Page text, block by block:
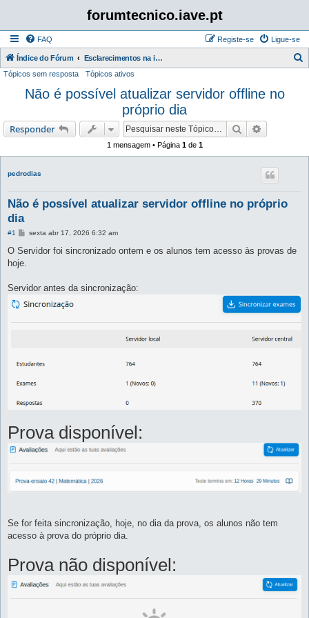
forumtecnico.iave.pt
FAQ Ligue-se
Registe-se
Índice do Fórum Esclarecimentos na instalação e utilização das aplicações para as provas digitais 2026
s
Tópicos sem resposta Tópicos ativos
Não é possível atualizar servidor offline no
próprio dia
Responder Pesquisar
1 mensagem • Página 1de 1
pedrodias
Não é possível atualizar servidor offline no próprio
dia
#1
M
n
a
m
sexta abr 17, 2026 6:32 am
O Servidor foi sincronizado ontem e os alunos tem acesso às provas de
hoje.
Servidor antes da sincronização:
Prova disponível:
Se for feita sincronização, hoje, no dia da prova, os alunos não tem
acesso à prova do próprio dia.
Prova não disponível: